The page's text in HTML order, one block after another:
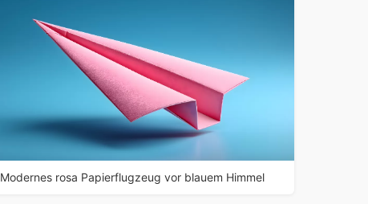
Modernes rosa Papierflugzeug vor blauem Himmel